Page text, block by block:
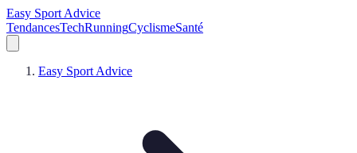
Easy Sport Advice
TendancesTechRunningCyclismeSanté
Easy Sport Advice